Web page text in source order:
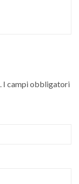
I campi obbligatori